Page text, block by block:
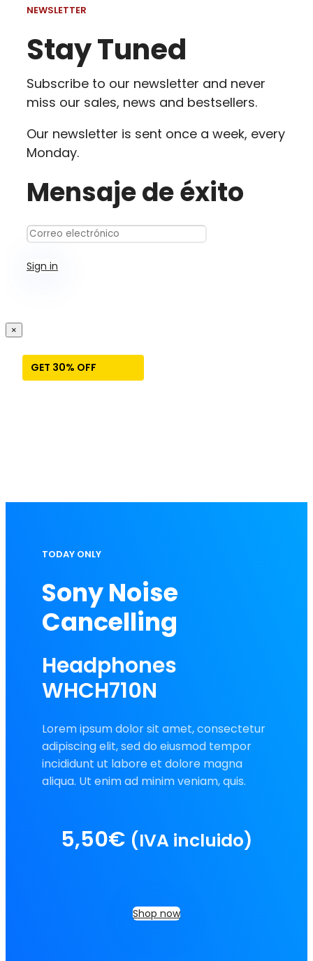
NEWSLETTER
Stay Tuned
Subscribe to our newsletter and never
miss our sales, news and bestsellers.
Our newsletter is sent once a week, every
Monday.
Mensaje de éxito
Sign in
×
GET 30% OFF
TODAY ONLY
Sony Noise
Cancelling
Headphones
WHCH710N
Lorem ipsum dolor sit amet, consectetur
adipiscing elit, sed do eiusmod tempor
incididunt ut labore et dolore magna
aliqua. Ut enim ad minim veniam, quis.
5,50€ (IVA incluido)
Shop now